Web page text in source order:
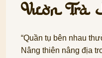
Vườn Trà
“Quần tụ bên nhau
Nâng thiên nâng địa